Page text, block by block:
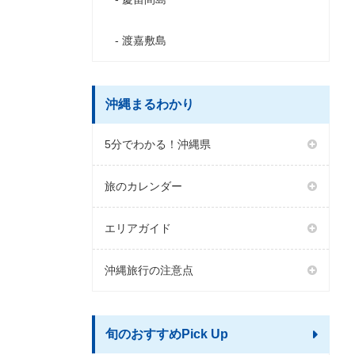
渡嘉敷島
沖縄まるわかり
5分でわかる！沖縄県
旅のカレンダー
エリアガイド
沖縄旅行の注意点
旬のおすすめPick Up